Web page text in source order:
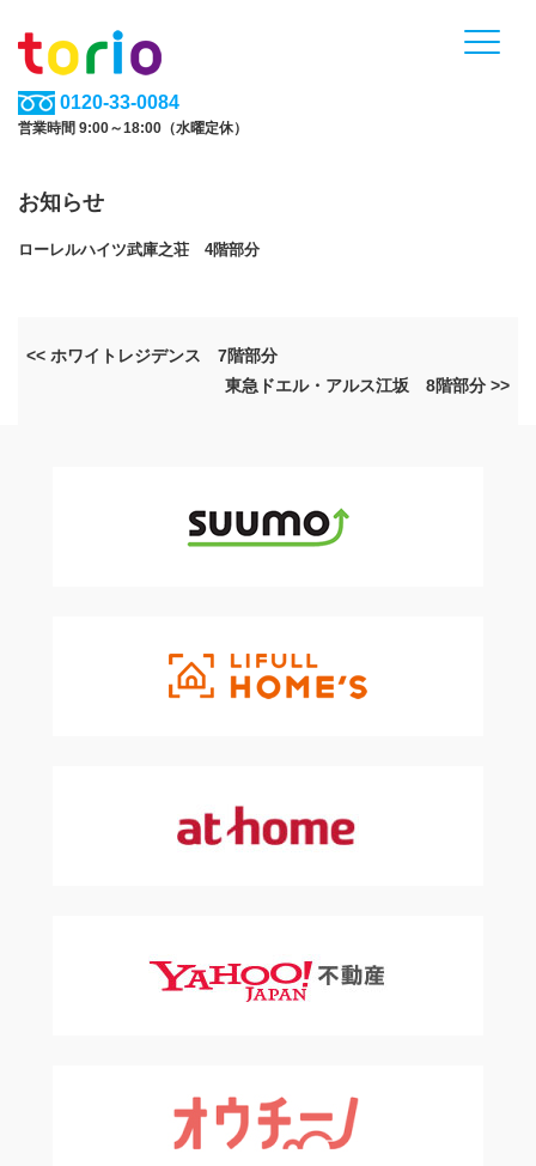
0120-33-0084
営業時間 9:00～18:00（水曜定休）
お知らせ
ローレルハイツ武庫之荘 4階部分
<< ホワイトレジデンス 7階部分
東急ドエル・アルス江坂 8階部分 >>